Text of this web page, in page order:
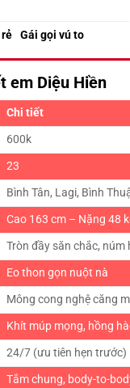
Gái gọi vú to
em Diệu Hiền
Chi tiết
600k
23
Bình Tân, Lagi, Bình
Cao 163 cm – Nặng 48
Tròn đầy săn chắc, núm
Eo thon gọn nuột nà
Mông cong nghệ căng
Khít múp mọng, hồng
24/7 (ưu tiên hẹn trước)
Tắm chung, body-to-